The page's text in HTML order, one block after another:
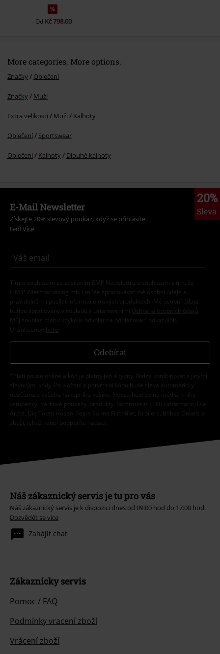
%
Od Kč 798,00
More categories. More options.
Značky Oblečení
Značky Muži
Extra velikosti Muži Kalhoty
Oblečení Sportswear
Oblečení Kalhoty Dlouhé kalhoty
20%
Sleva
E-Mail Newsletter
Získejte 20% slevový poukaz, když se přihlásíte
teď! Více
Tímto souhlasím se zasíláním EMP Newslettru a souhlasím s tím, že
E.M.P. Merchandising mbH může zpracovávat mé osobní údaje a
pravidelně mi posílat informace o svých produktech. Mé osobní údaje
budou zpracovány v souladu s ustanoveními
Ochrana osobních údajů
Můj souhlas mohu kdykoliv odvolat na odhlašovací odkaz/link.
Unsubscribe here
Odebírat
*Platí pouze online a kód je platný jen 4 týdny. Nelze kombinovat s jinými
slevovými kódy. Po vložení a potvrzení kódu bude sleva automaticky
odečtena z vašeho nákupního košíku. Nevztahuje se na média, knihy,
vstupenky, dárkové poukazy, produkty: Rammstein, (Till) Lindemann, Die
Ärzte, Die Toten Hosen, Feine Sahne Fischfilet, Broilers, Böhse Onkelz a
zboží, jehož koupí podpoříte nadaci.
Náš zákaznický servis je tu pro vás
Náš zákaznický servis je k dispozici dnes od 09:00 hod do 17:00 hod.
Dozvědět se více
Zahájit chat
Zákaznícky servis
Pomoc / FAQ
Podmínky vracení zboží
Vrácení zboží